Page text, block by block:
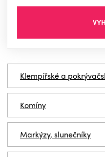
Klempířské a
Komíny
Markýzy, slunečníky